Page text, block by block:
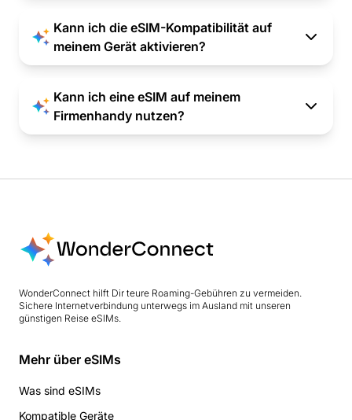
Kann ich die eSIM-Kompatibilität auf
meinem Gerät aktivieren?
Kann ich eine eSIM auf meinem
Firmenhandy nutzen?
WonderConnect hilft Dir teure Roaming-Gebühren zu vermeiden.
Sichere Internetverbindung unterwegs im Ausland mit unseren
günstigen Reise eSIMs.
Mehr über eSIMs
Was sind eSIMs
Kompatible Geräte